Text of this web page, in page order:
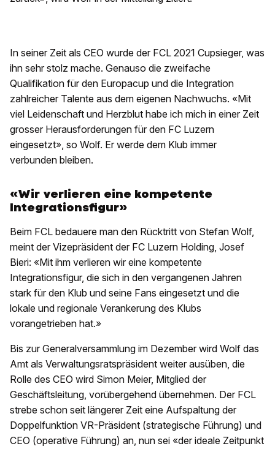
In seiner Zeit als CEO wurde der FCL 2021 Cupsieger, was
ihn sehr stolz mache. Genauso die zweifache
Qualifikation für den Europacup und die Integration
zahlreicher Talente aus dem eigenen Nachwuchs. «Mit
viel Leidenschaft und Herzblut habe ich mich in einer Zeit
grosser Herausforderungen für den FC Luzern
eingesetzt», so Wolf. Er werde dem Klub immer
verbunden bleiben.
«Wir verlieren eine kompetente
Integrationsfigur»
Beim FCL bedauere man den Rücktritt von Stefan Wolf,
meint der Vizepräsident der FC Luzern Holding, Josef
Bieri: «Mit ihm verlieren wir eine kompetente
Integrationsfigur, die sich in den vergangenen Jahren
stark für den Klub und seine Fans eingesetzt und die
lokale und regionale Verankerung des Klubs
vorangetrieben hat.»
Bis zur Generalversammlung im Dezember wird Wolf das
Amt als Verwaltungsratspräsident weiter ausüben, die
Rolle des CEO wird Simon Meier, Mitglied der
Geschäftsleitung, vorübergehend übernehmen. Der FCL
strebe schon seit längerer Zeit eine Aufspaltung der
Doppelfunktion VR-Präsident (strategische Führung) und
CEO (operative Führung) an, nun sei «der ideale Zeitpunkt